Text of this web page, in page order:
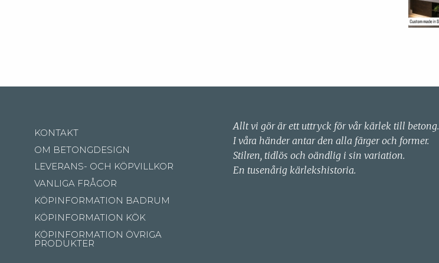
KONTAKT
OM BETONGDESIGN
LEVERANS- OCH KÖPVILLKOR
VANLIGA FRÅGOR
KÖPINFORMATION BADRUM
KÖPINFORMATION KÖK
KÖPINFORMATION ÖVRIGA
PRODUKTER
Allt vi gör är ett uttryck för vår kärlek till betong.
I våra händer antar den alla färger och former.
Stilren, tidlös och oändlig i sin variation.
En tusenårig kärlekshistoria.